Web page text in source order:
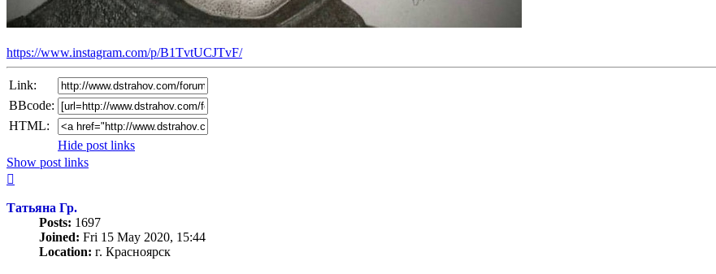
https://www.instagram.com/p/B1TvtUCJTvF/
Link:
BBcode:
HTML:
Hide post links
Show post links
Татьяна Гр.
Posts: 1697
Joined: Fri 15 May 2020, 15:44
Location: г. Красноярск